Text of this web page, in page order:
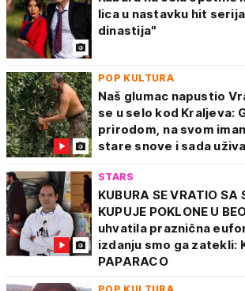
lica u nastavku hit
dinastija"
POP KULTURA
Naš glumac napustio
se u selo kod Kraljeva:
prirodom, na svom
stare snove i sada
STARS
KUBURA SE VRATIO SA
KUPUJE POKLONE U
uhvatila praznična
izdanju smo ga zatekli:
PAPARACO